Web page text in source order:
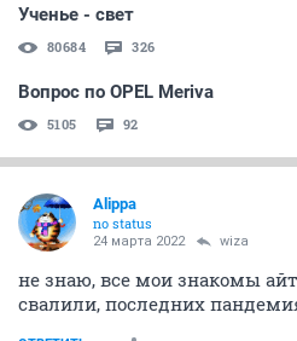
Ученье - свет
80684 326
Вопрос по OPEL Meriva
5105 92
Alippa
no status
24 марта 2022 wiza
не знаю, все мои знакомы
свалили, последних